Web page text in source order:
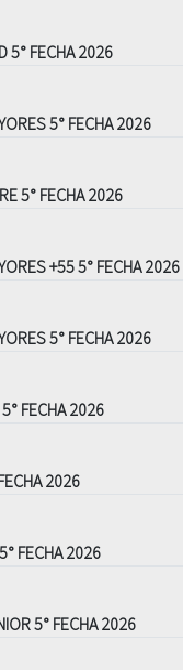
5° FECHA 2026
5° FECHA 2026
5° FECHA 2026
+55 5° FECHA 2026
5° FECHA 2026
FECHA 2026
2026
FECHA 2026
5° FECHA 2026